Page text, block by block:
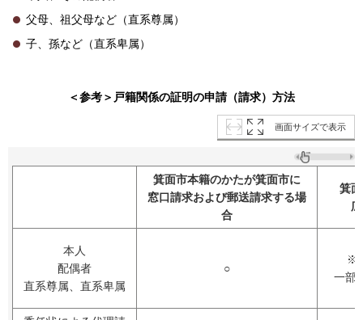
父母、祖父母など（直系尊属）
子、孫など（直系卑属）
＜参考＞戸籍関係の証明の申請（請求）方法
画面サイズで表示
箕面市本籍のかたが箕面市に
窓口請求および郵送請求する場
合
箕
本人
配偶者
直系尊属、直系卑属
○
※
一部